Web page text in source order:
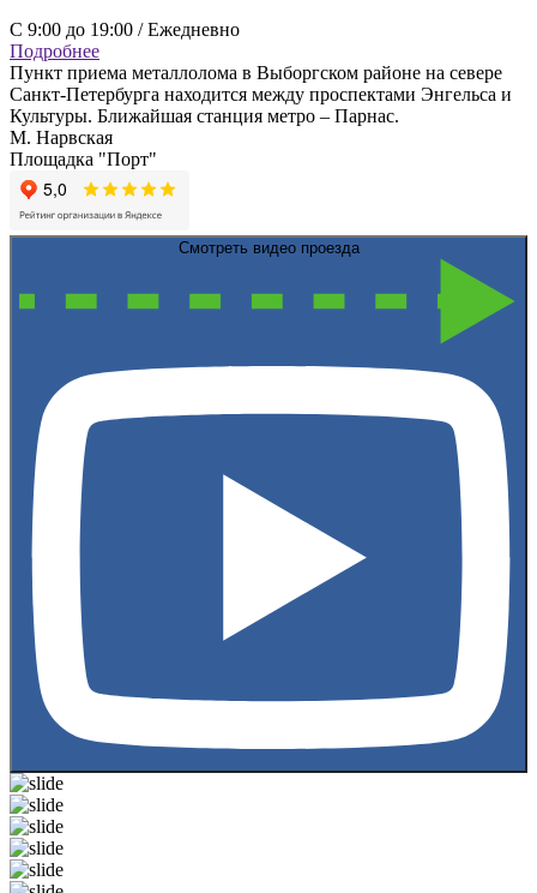
С 9:00 до 19:00 / Ежедневно
Подробнее
Пункт приема металлолома в Выборгском районе на севере
Санкт-Петербурга находится между проспектами Энгельса и
Культуры. Ближайшая станция метро – Парнас.
М. Нарвская
Площадка "Порт"
Смотреть видео проезда